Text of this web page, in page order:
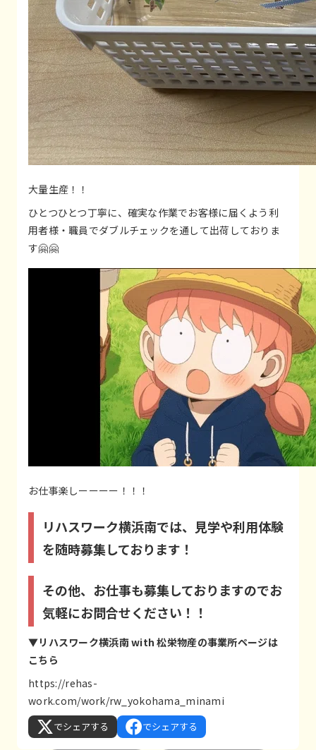
大量生産！！
ひとつひとつ丁寧に、確実な作業でお客様に届くよう利
用者様・職員でダブルチェックを通して出荷しておりま
す🤗🤗
お仕事楽しーーーー！！！
リハスワーク横浜南では、見学や利用体験
を随時募集しております！
その他、お仕事も募集しておりますのでお
気軽にお問合せください！！
▼リハスワーク横浜南 with 松栄物産の事業所ページは
こちら
https://rehas-
work.com/work/rw_yokohama_minami
でシェアする でシェアする